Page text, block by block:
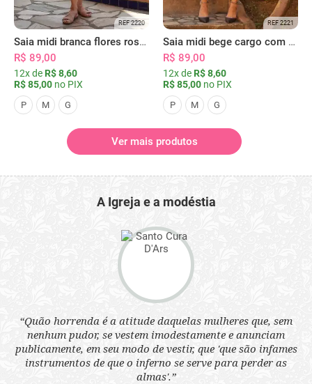
REF 2220
Saia midi branca flores rosas com bolsos
R$ 89,00
12x de R$ 8,60
R$ 85,00 no PIX
P M G
REF 2221
Saia midi bege cargo com bolsos
R$ 89,00
12x de R$ 8,60
R$ 85,00 no PIX
P M G
Ver mais produtos
A Igreja e a modéstia
“Quão horrenda é a atitude daquelas mulheres que, sem
nenhum pudor, se vestem imodestamente e anunciam
publicamente, em seu modo de vestir, que 'que são infames
instrumentos de que o inferno se serve para perder as
almas'.”